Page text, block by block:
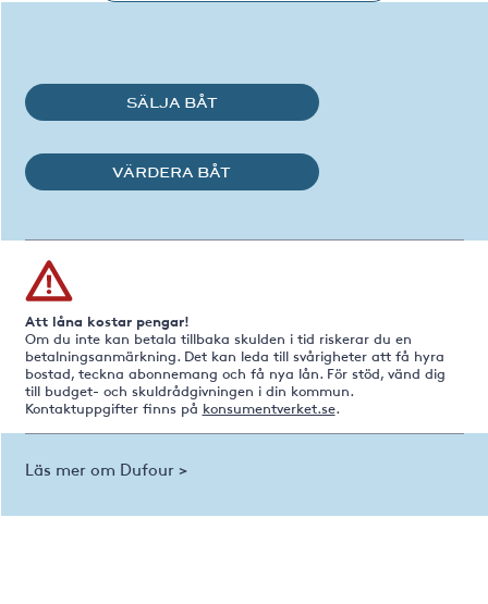
SÄLJA BÅT
VÄRDERA BÅT
Att låna kostar pengar!
Om du inte kan betala tillbaka skulden i tid riskerar du en
betalningsanmärkning. Det kan leda till svårigheter att få hyra
bostad, teckna abonnemang och få nya lån. För stöd, vänd dig
till budget- och skuldrådgivningen i din kommun.
Kontaktuppgifter finns på konsumentverket.se.
Läs mer om Dufour >